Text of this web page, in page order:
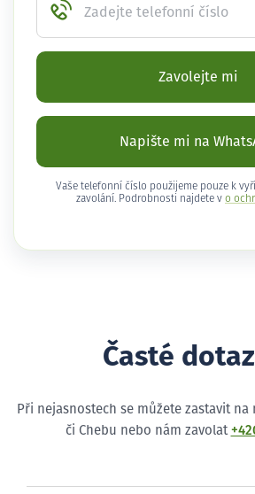
Zadejte telefonní číslo
Zavolejte mi
Napište mi na
Vaše telefonní číslo použijeme pouze k
zavolání. Podrobnosti najdete v o
Časté
Při nejasnostech se můžete zastavit na
či Chebu nebo nám zavolat